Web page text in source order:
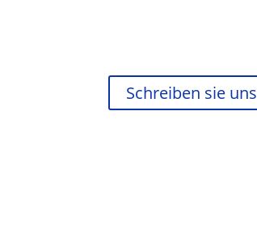
Schreiben sie uns